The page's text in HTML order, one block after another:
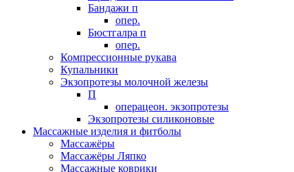
Бандажи п
опер.
Бюстгалра п
опер.
Компрессионные рукава
Купальники
Экзопротезы молочной железы
П
операцеон. экзопротезы
Экзопротезы силиконовые
Массажные изделия и фитболы
Массажёры
Массажёры Ляпко
Массажные коврики